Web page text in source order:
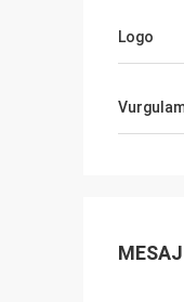
Logo